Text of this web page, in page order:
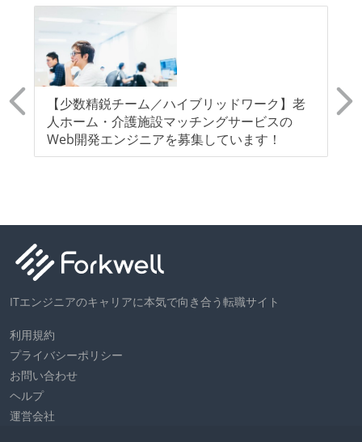
【少数精鋭チーム／ハイブリッドワーク】老
人ホーム・介護施設マッチングサービスの
Web開発エンジニアを募集しています！
ITエンジニアのキャリアに本気で向き合う転職サイト
利用規約
プライバシーポリシー
お問い合わせ
ヘルプ
運営会社